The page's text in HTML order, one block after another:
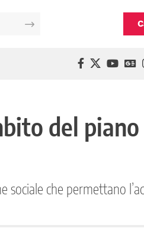
del
che permettano